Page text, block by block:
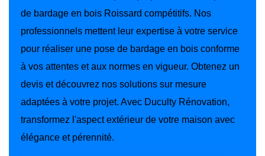
de bardage en bois Roissard compétitifs. Nos
professionnels mettent leur expertise à votre service
pour réaliser une pose de bardage en bois conforme
à vos attentes et aux normes en vigueur. Obtenez un
devis et découvrez nos solutions sur mesure
adaptées à votre projet. Avec Duculty Rénovation,
transformez l'aspect extérieur de votre maison avec
élégance et pérennité.